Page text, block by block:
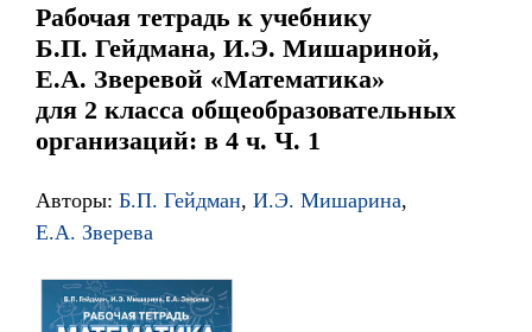
Рабочая тетрадь к учебнику
Б.П. Гейдмана, И.Э. Мишариной,
Е.А. Зверевой «Математика»
для 2 класса общеобразовательных
организаций: в 4 ч. Ч. 1
Авторы: Б.П. Гейдман, И.Э. Мишарина,
Е.А. Зверева